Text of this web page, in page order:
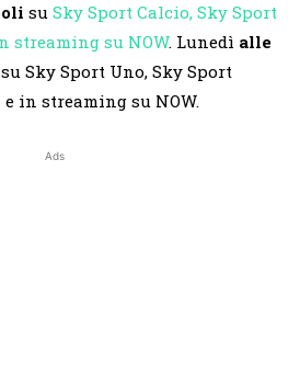
su Sky Sport Calcio, Sky Sport
streaming su NOW. Lunedì alle
su Sky Sport Uno, Sky Sport
e in streaming su NOW.
Ads